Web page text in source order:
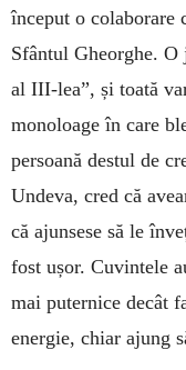
început o colaborare
Sfântul Gheorghe.
al III-lea”, și toată
monoloage în care
persoană destul de
Undeva, cred că
că ajunsese să le
fost ușor. Cuvintele
mai puternice decât
energie, chiar ajung